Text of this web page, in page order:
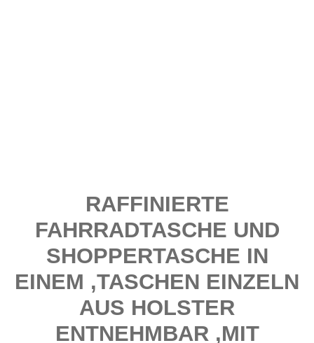
RAFFINIERTE
FAHRRADTASCHE UND
SHOPPERTASCHE IN
EINEM ,TASCHEN EINZELN
AUS HOLSTER
ENTNEHMBAR ,MIT